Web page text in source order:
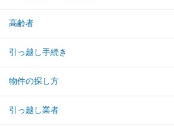
高齢者
引っ越し手続き
物件の探し方
引っ越し業者